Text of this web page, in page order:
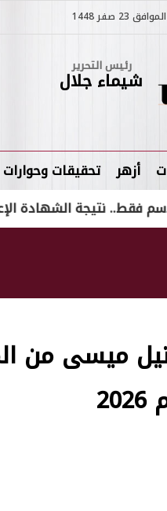
رئيس التحرير
شيماء جلال
أزهر تحقيقات وحوارات
الشهادة الإعدادية الدور الثاني
ميسى من